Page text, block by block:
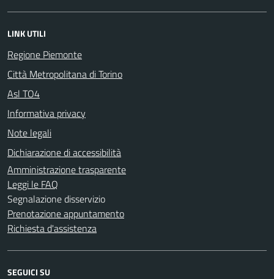
LINK UTILI
Regione Piemonte
Città Metropolitana di Torino
Asl TO4
Informativa privacy
Note legali
Dichiarazione di accessibilità
Amministrazione trasparente
Leggi le FAQ
Segnalazione disservizio
Prenotazione appuntamento
Richiesta d'assistenza
SEGUICI SU